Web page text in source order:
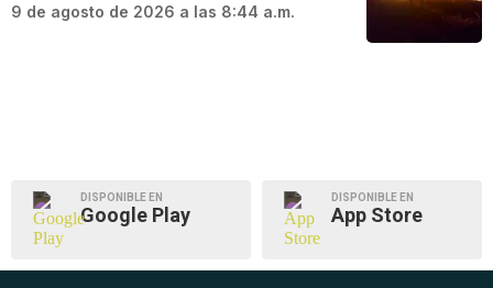
9 de agosto de 2026 a las 8:44 a.m.
DISPONIBLE EN
Google Play
DISPONIBLE EN
App Store